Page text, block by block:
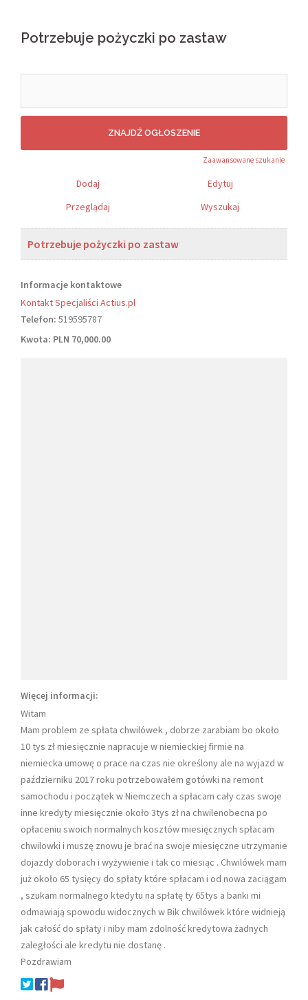
Potrzebuje pożyczki po zastaw
Zaawansowane szukanie
Dodaj
Edytuj
Przeglądaj
Wyszukaj
Potrzebuje pożyczki po zastaw
Informacje kontaktowe
Kontakt Specjaliści Actius.pl
Telefon: 519595787
Kwota: PLN 70,000.00
Więcej informacji:
Witam
Mam problem ze spłata chwilówek , dobrze zarabiam bo około
10 tys zł miesięcznie napracuje w niemieckiej firmie na
niemiecka umowę o prace na czas nie określony ale na wyjazd w
październiku 2017 roku potrzebowałem gotówki na remont
samochodu i początek w Niemczech a spłacam cały czas swoje
inne kredyty miesięcznie około 3tys zł na chwilenobecna po
opłaceniu swoich normalnych kosztów miesięcznych spłacam
chwilowki i muszę znowu je brać na swoje miesięczne utrzymanie
dojazdy doborach i wyżywienie i tak co miesiąc . Chwilówek mam
już około 65 tysięcy do spłaty które spłacam i od nowa zaciągam
, szukam normalnego ktedytu na spłatę ty 65tys a banki mi
odmawiają spowodu widocznych w Bik chwilówek które widnieją
jak całość do spłaty i niby mam zdolność kredytowa żadnych
zaległości ale kredytu nie dostanę .
Pozdrawiam